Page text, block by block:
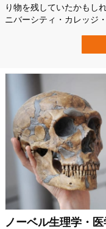
り物を残していたかもし
ニバーシティ・カレッジ
で鼻が高くなっている可
ム領域でネアンデルター
ノーベル生理学・